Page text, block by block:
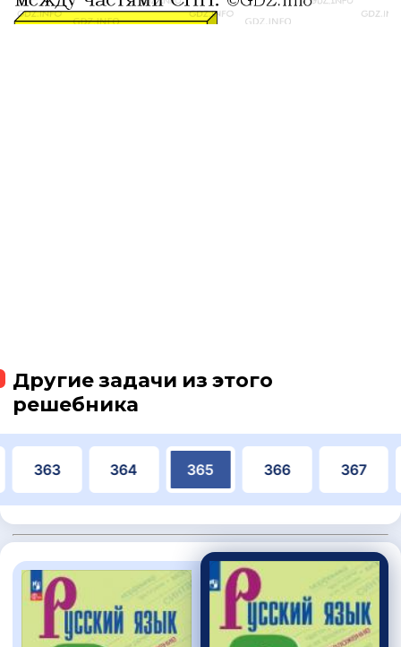
Другие задачи из этого
решебника
363 364 365 366 367